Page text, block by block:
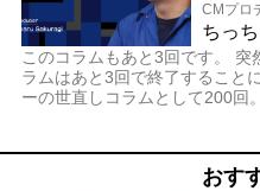
CMプロ
ちっ
このコラムもあと3回です。 突
ラムはあと3回で終了すること
ーの世直しコラムとして200回
おす